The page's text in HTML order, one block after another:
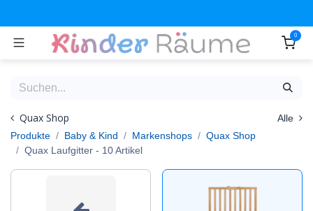
0
Quax Shop
Alle
Produkte
Baby & Kind Markenshops
Quax Shop
Quax Laufgitter - 10 Artikel